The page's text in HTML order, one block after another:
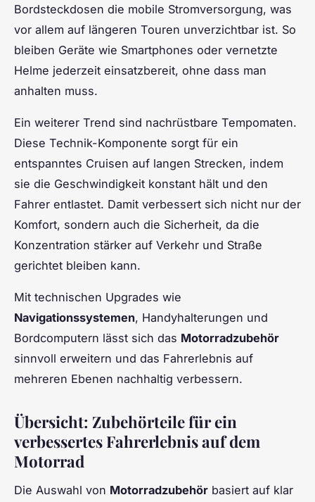
Bordsteckdosen die mobile Stromversorgung, was
vor allem auf längeren Touren unverzichtbar ist. So
bleiben Geräte wie Smartphones oder vernetzte
Helme jederzeit einsatzbereit, ohne dass man
anhalten muss.
Ein weiterer Trend sind nachrüstbare Tempomaten.
Diese Technik-Komponente sorgt für ein
entspanntes Cruisen auf langen Strecken, indem
sie die Geschwindigkeit konstant hält und den
Fahrer entlastet. Damit verbessert sich nicht nur der
Komfort, sondern auch die Sicherheit, da die
Konzentration stärker auf Verkehr und Straße
gerichtet bleiben kann.
Mit technischen Upgrades wie
Navigationssystemen, Handyhalterungen und
Bordcomputern lässt sich das Motorradzubehör
sinnvoll erweitern und das Fahrerlebnis auf
mehreren Ebenen nachhaltig verbessern.
Übersicht: Zubehörteile für ein
verbessertes Fahrerlebnis auf dem
Motorrad
Die Auswahl von Motorradzubehör basiert auf klar